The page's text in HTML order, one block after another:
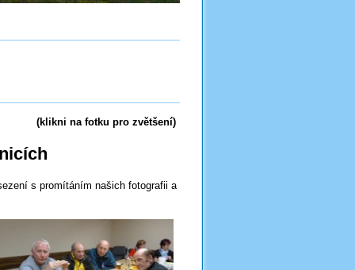
(klikni na fotku pro zvětšení)
s promítáním našich fotografii a